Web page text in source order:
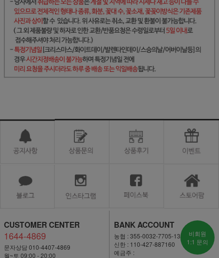
CUSTOMER CENTER
1644-4869
문자상담 010-4407-4869
월~토 09:00 - 20:00
BANK ACCOUNT
농협 : 355-0032-7705-13
신한 : 110-427-887160
예금주 :
비회원
1:1 문의